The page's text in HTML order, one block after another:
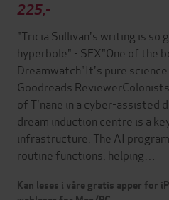
225,-
"Tricia Sullivan's writing is so
hyperbole" - SFX"One of the
Dreamwatch"It's pure
Goodreads
of T'nane in a cyber-assisted
dream induction centre is a
infrastructure. The AI
routine functions, helping…
Kan leses i våre gratis apper for